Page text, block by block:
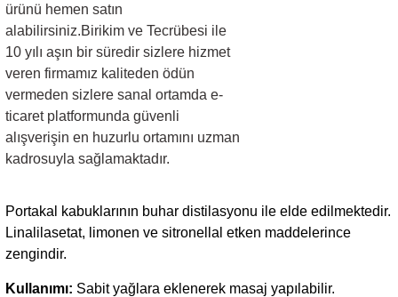
ürünü hemen satın
alabilirsiniz.Birikim ve Tecrübesi ile
10 yılı aşın bir süredir sizlere hizmet
veren firmamız kaliteden ödün
vermeden sizlere sanal ortamda e-
ticaret platformunda güvenli
alışverişin en huzurlu ortamını uzman
kadrosuyla sağlamaktadır.
Portakal kabuklarının buhar distilasyonu ile elde edilmektedir.
Linalilasetat, limonen ve sitronellal etken maddelerince
zengindir.
Kullanımı: Sabit yağlara eklenerek masaj yapılabilir.